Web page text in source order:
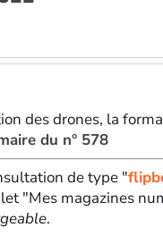
des drones, la
du n° 578
de type "
"Mes magazines
.